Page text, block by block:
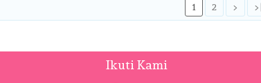
1 2 >
Ikuti Kami